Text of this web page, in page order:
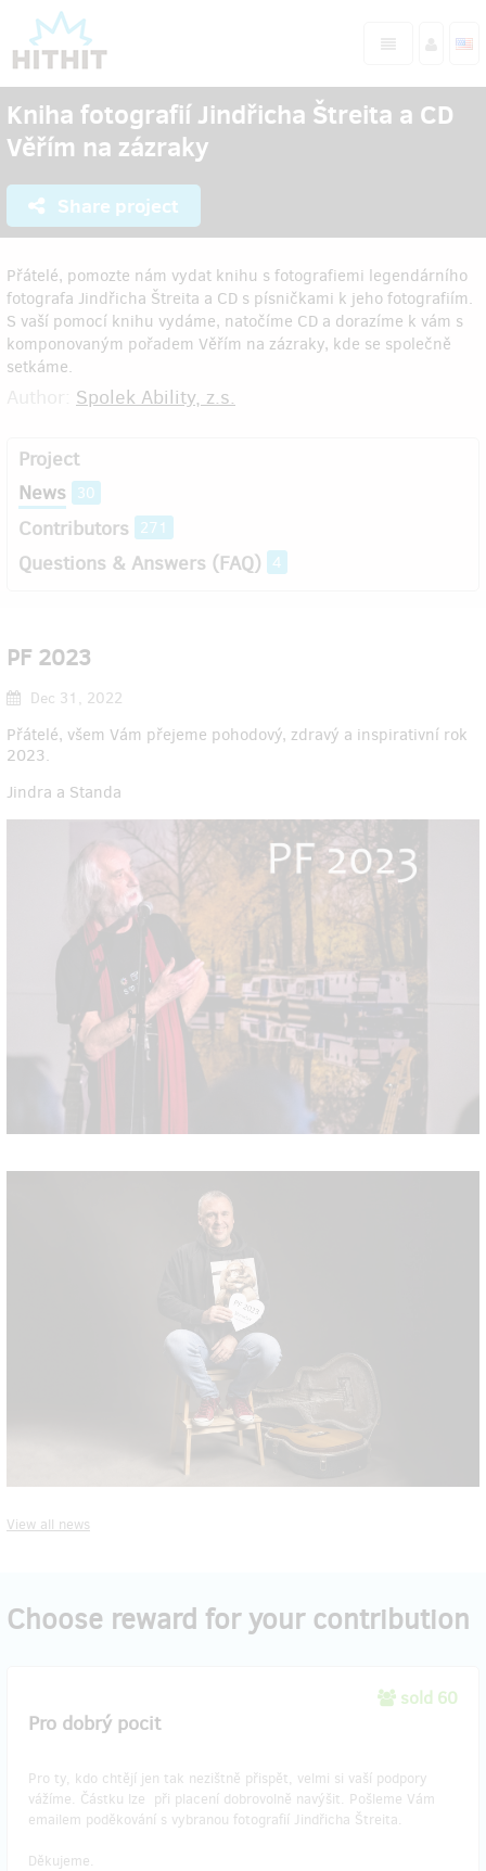
Kniha fotografií Jindřicha Štreita a CD
Věřím na zázraky
Share project
Přátelé, pomozte nám vydat knihu s fotografiemi legendárního
fotografa Jindřicha Štreita a CD s písničkami k jeho fotografiím.
S vaší pomocí knihu vydáme, natočíme CD a dorazíme k vám s
komponovaným pořadem Věřím na zázraky, kde se společně
setkáme.
Spolek Ability, z.s.
Project
News 30
Contributors 271
Questions & Answers (FAQ) 4
PF 2023
Dec 31, 2022
Přátelé, všem Vám přejeme pohodový, zdravý a inspirativní rok
2023.
Jindra a Standa
View all news
Choose reward for your contribution
sold 60
Pro dobrý pocit
Pro ty, kdo chtějí jen tak nezištně přispět, velmi si vaší podpory
vážíme. Částku lze při placení dobrovolně navýšit. Pošleme Vám
emailem poděkování s vybranou fotografií Jindřicha Štreita.
Děkujeme.